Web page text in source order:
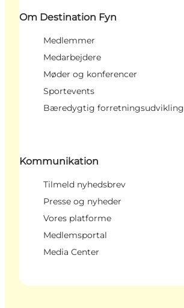
Om Destination Fyn
Medlemmer
Medarbejdere
Møder og konferencer
Sportevents
Bæredygtig forretningsudvikling
Kommunikation
Tilmeld nyhedsbrev
Presse og nyheder
Vores platforme
Medlemsportal
Media Center